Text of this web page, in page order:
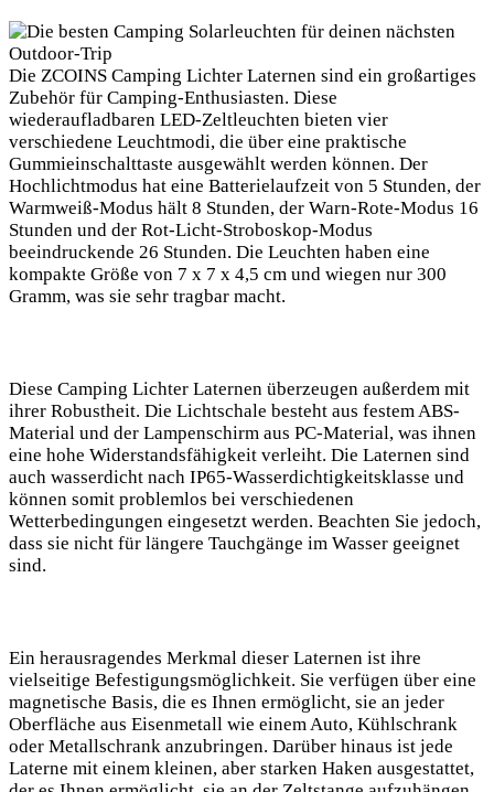
Die ZCOINS Camping Lichter Laternen sind ein großartiges
Zubehör für Camping-Enthusiasten. Diese
wiederaufladbaren LED-Zeltleuchten bieten vier
verschiedene Leuchtmodi, die über eine praktische
Gummieinschalttaste ausgewählt werden können. Der
Hochlichtmodus hat eine Batterielaufzeit von 5 Stunden, der
Warmweiß-Modus hält 8 Stunden, der Warn-Rote-Modus 16
Stunden und der⁤ Rot-Licht-Stroboskop-Modus
beeindruckende ​26 Stunden. Die Leuchten haben eine
kompakte Größe von 7 ⁣x 7 x 4,5 cm und wiegen nur 300
Gramm, was sie sehr tragbar macht.
Diese Camping Lichter Laternen ⁤überzeugen außerdem mit
ihrer Robustheit. Die Lichtschale besteht aus festem ABS-
Material und der Lampenschirm ‍aus PC-Material, was ihnen
eine hohe Widerstandsfähigkeit verleiht. Die Laternen sind
auch wasserdicht nach IP65-Wasserdichtigkeitsklasse und
können somit problemlos bei verschiedenen
Wetterbedingungen eingesetzt werden. Beachten Sie jedoch,
dass sie nicht für ⁤längere Tauchgänge‌ im Wasser geeignet
sind.
Ein herausragendes Merkmal dieser Laternen ist ihre
vielseitige Befestigungsmöglichkeit. Sie verfügen über eine⁤
magnetische Basis, die es Ihnen ermöglicht, sie an jeder
Oberfläche aus Eisenmetall wie einem Auto, Kühlschrank
oder Metallschrank anzubringen. Darüber hinaus ist jede
⁤Laterne mit einem kleinen, aber starken Haken ausgestattet,